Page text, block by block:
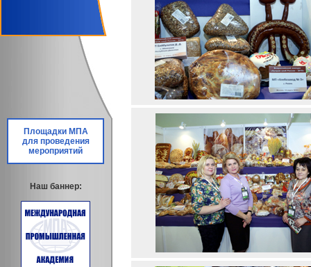
Площадки МПА
для проведения
мероприятий
Наш баннер: